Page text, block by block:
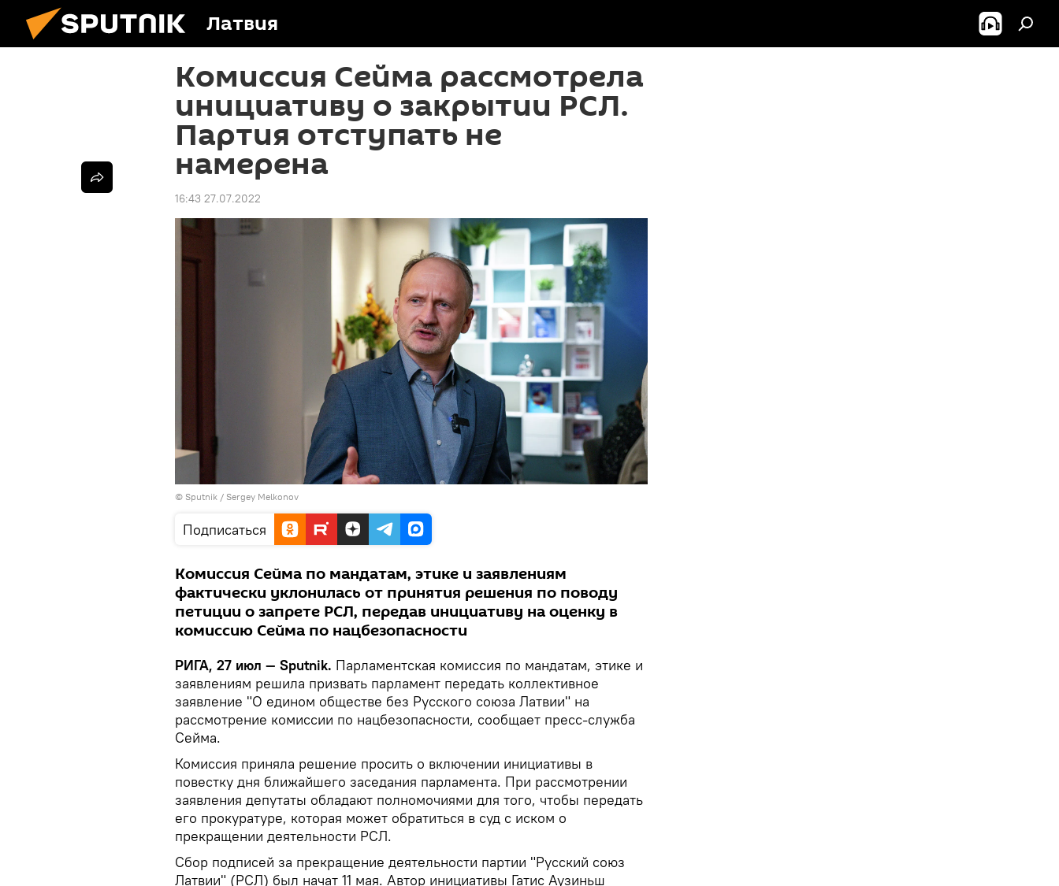
Латвия
Комиссия Сейма рассмотрела
инициативу о закрытии РСЛ.
Партия отступать не
намерена
16:43 27.07.2022
© Sputnik / Sergey Melkonov
Подписаться
Комиссия Сейма по мандатам, этике и заявлениям
фактически уклонилась от принятия решения по поводу
петиции о запрете РСЛ, передав инициативу на оценку в
комиссию Сейма по нацбезопасности
РИГА, 27 июл — Sputnik. Парламентская комиссия по мандатам, этике и
заявлениям решила призвать парламент передать коллективное
заявление "О едином обществе без Русского союза Латвии" на
рассмотрение комиссии по нацбезопасности, сообщает пресс-служба
Сейма.
Комиссия приняла решение просить о включении инициативы в
повестку дня ближайшего заседания парламента. При рассмотрении
заявления депутаты обладают полномочиями для того, чтобы передать
его прокуратуре, которая может обратиться в суд с иском о
прекращении деятельности РСЛ.
Сбор подписей за прекращение деятельности партии "Русский союз
Латвии" (РСЛ) был начат 11 мая. Автор инициативы Гатис Аузиньш